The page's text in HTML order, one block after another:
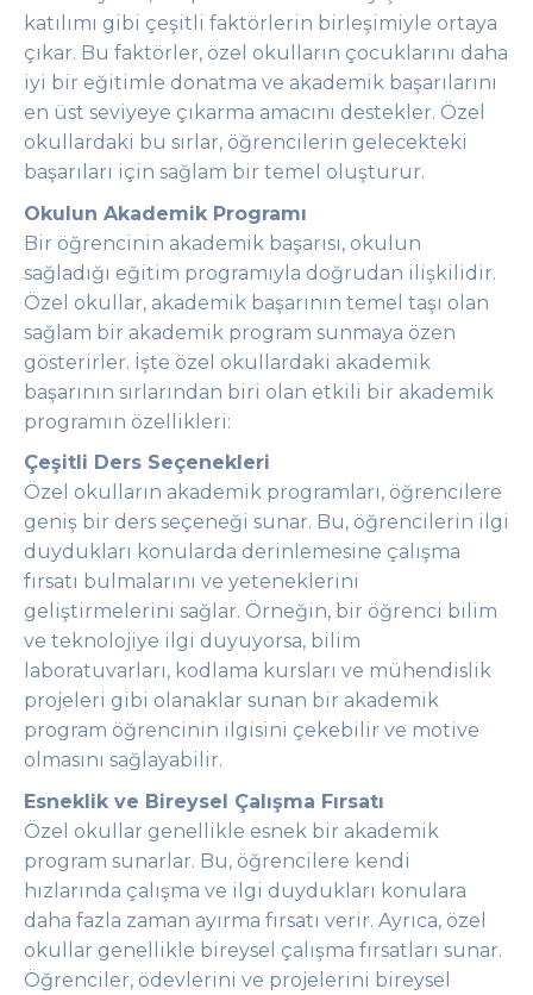
katılımı gibi çeşitli faktörlerin birleşimiyle ortaya
çıkar. Bu faktörler, özel okulların çocuklarını daha
iyi bir eğitimle donatma ve akademik başarılarını
en üst seviyeye çıkarma amacını destekler. Özel
okullardaki bu sırlar, öğrencilerin gelecekteki
başarıları için sağlam bir temel oluşturur.
Okulun Akademik Programı
Bir öğrencinin akademik başarısı, okulun
sağladığı eğitim programıyla doğrudan ilişkilidir.
Özel okullar, akademik başarının temel taşı olan
sağlam bir akademik program sunmaya özen
gösterirler. İşte özel okullardaki akademik
başarının sırlarından biri olan etkili bir akademik
programın özellikleri:
Çeşitli Ders Seçenekleri
Özel okulların akademik programları, öğrencilere
geniş bir ders seçeneği sunar. Bu, öğrencilerin ilgi
duydukları konularda derinlemesine çalışma
fırsatı bulmalarını ve yeteneklerini
geliştirmelerini sağlar. Örneğin, bir öğrenci bilim
ve teknolojiye ilgi duyuyorsa, bilim
laboratuvarları, kodlama kursları ve mühendislik
projeleri gibi olanaklar sunan bir akademik
program öğrencinin ilgisini çekebilir ve motive
olmasını sağlayabilir.
Esneklik ve Bireysel Çalışma Fırsatı
Özel okullar genellikle esnek bir akademik
program sunarlar. Bu, öğrencilere kendi
hızlarında çalışma ve ilgi duydukları konulara
daha fazla zaman ayırma fırsatı verir. Ayrıca, özel
okullar genellikle bireysel çalışma fırsatları sunar.
Öğrenciler, ödevlerini ve projelerini bireysel